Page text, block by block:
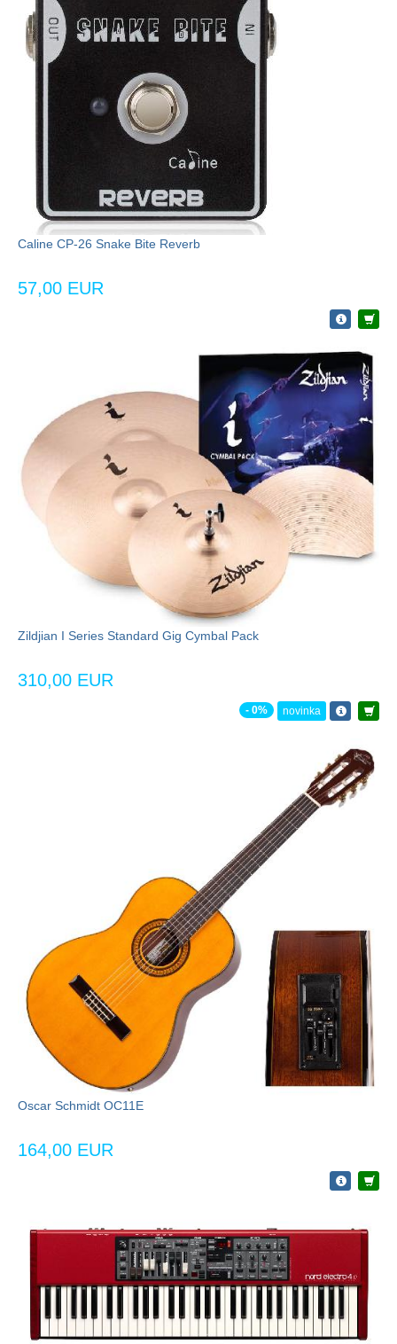
Caline CP-26 Snake Bite Reverb
57,00 EUR
Zildjian I Series Standard Gig Cymbal Pack
310,00 EUR
- 0% novinka
Oscar Schmidt OC11E
164,00 EUR